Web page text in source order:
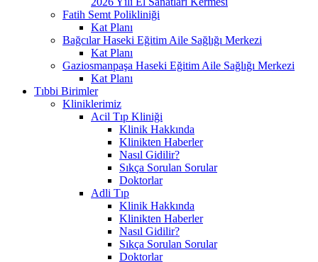
Fatih Semt Polikliniği
Kat Planı
Bağcılar Haseki Eğitim Aile Sağlığı Merkezi
Kat Planı
Gaziosmanpaşa Haseki Eğitim Aile Sağlığı Merkezi
Kat Planı
Tıbbi Birimler
Kliniklerimiz
Acil Tıp Kliniği
Klinik Hakkında
Klinikten Haberler
Nasıl Gidilir?
Sıkça Sorulan Sorular
Doktorlar
Adli Tıp
Klinik Hakkında
Klinikten Haberler
Nasıl Gidilir?
Sıkça Sorulan Sorular
Doktorlar